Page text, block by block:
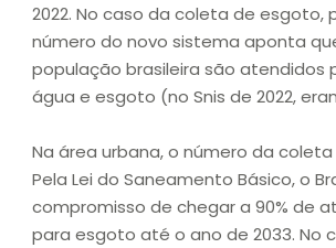
2022. No caso da coleta de esgoto,
número do novo sistema aponta
população brasileira são atendidos
água e esgoto (no Snis de 2022,
Na área urbana, o número da coleta
Pela Lei do Saneamento Básico, o
compromisso de chegar a 90% de
para esgoto até o ano de 2033. No